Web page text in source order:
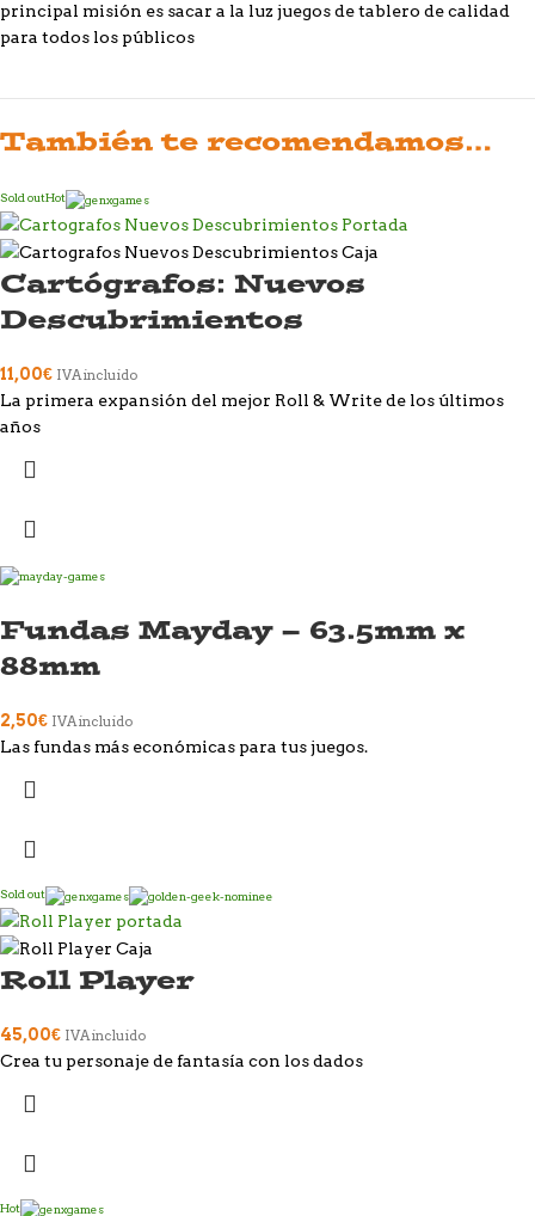
principal misión es sacar a la luz juegos de tablero de calidad
para todos los públicos
También te recomendamos…
Sold outHot
Cartógrafos: Nuevos
Descubrimientos
11,00€ IVA incluido
La primera expansión del mejor Roll & Write de los últimos
años
Fundas Mayday – 63.5mm x
88mm
2,50€ IVA incluido
Las fundas más económicas para tus juegos.
Sold out
Roll Player
45,00€ IVA incluido
Crea tu personaje de fantasía con los dados
Hot